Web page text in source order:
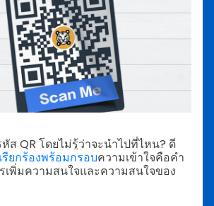
ส QR โดยไม่รู้ว่าจะนำไปที่ไหน? ดี
รียกร้องพร้อมกรอบความเข้าใจคือคำ
พิ่มความสนใจและความสนใจของ